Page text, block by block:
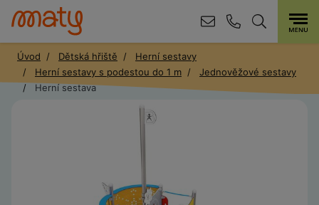
Úvod Dětská hřiště
Herní sestavy
Herní sestavy s podestou do 1 m
Jednověžové sestavy
Herní sestava